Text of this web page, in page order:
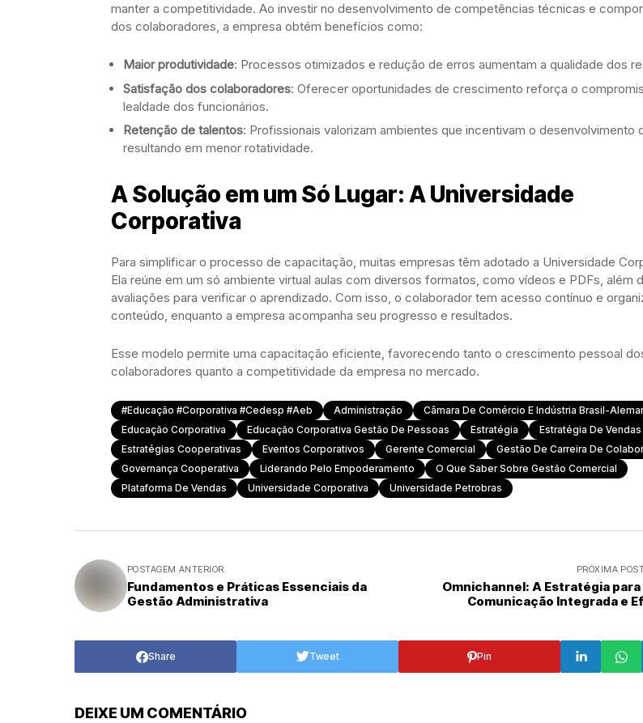
manter a competitividade. Ao investir no desenvolvimento de competências técnicas e
dos colaboradores, a empresa obtém benefícios como:
Maior produtividade: Processos otimizados e redução de erros aumentam a qualidade dos
Satisfação dos colaboradores: Oferecer oportunidades de crescimento reforça o
lealdade dos funcionários.
Retenção de talentos: Profissionais valorizam ambientes que incentivam o desenvolvimento
resultando em menor rotatividade.
A Solução em um Só Lugar: A Universidade
Corporativa
Para simplificar o processo de capacitação, muitas empresas têm adotado a Universidade
Ela reúne em um só ambiente virtual aulas com diversos formatos, como vídeos e PDFs, além
avaliações para verificar o aprendizado. Com isso, o colaborador tem acesso contínuo e
conteúdo, enquanto a empresa acompanha seu progresso e resultados.
Esse modelo permite uma capacitação eficiente, favorecendo tanto o crescimento pessoal
colaboradores quanto a competitividade da empresa no mercado.
#educação #corporativa #cedesp #aeb Administração
Câmara De Comércio E Indústria Brasil-
Educação Corporativa
Educação Corporativa Gestão De Pessoas Estratégia
Estratégia De Vendas
Estratégias Cooperativas
Eventos Corporativos Gerente Comercial
Gestão De Carreira De
Governança Cooperativa
Liderando Pelo Empoderamento
O Que Saber Sobre Gestão Comercial
Plataforma De Vendas
Universidade Corporativa Universidade Petrobras
POSTAGEM ANTERIOR
Fundamentos e Práticas Essenciais da
Gestão Administrativa
PRÓXIMA
Omnichannel: A Estratégia para
Comunicação Integrada e
Share Tweet Pin
DEIXE UM COMENTÁRIO